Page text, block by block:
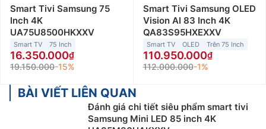
Smart Tivi Samsung 75
Inch 4K
UA75U8500HKXXV
Smart TV 75 Inch
16.350.000
19.150.000-15%
Smart Tivi Samsung OLED
Vision AI 83 Inch 4K
QA83S95HXEXXV
Smart TV OLED Trên 75 Inch
110.950.000
112.000.000-1%
BÀI VIẾT LIÊN QUAN
Đánh giá chi tiết siêu phẩm smart tivi
Samsung Mini LED 85 inch 4K